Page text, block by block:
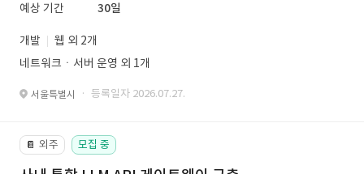
예상 기간
30일
개발
웹 외 2개
네트워크ㆍ서버 운영 외 1개
서울특별시 · 등록일자 2026.07.27.
📔 외주 모집 중